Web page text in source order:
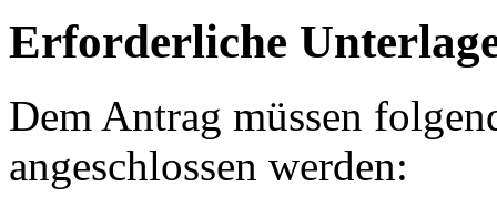
Erforderliche
Dem Antrag müssen
angeschlossen werden: